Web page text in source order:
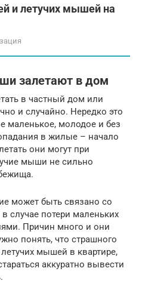
и летучих мышей на
залетают в дом
в частный дом или
и случайно. Нередко это
маленькое, молодое и без
в жилые – начало
они могут при
мыши не сильно
может быть связано со
случае потери маленьких
Причин много и они
понять, что страшного
мышей в квартире,
аккуратно вывести